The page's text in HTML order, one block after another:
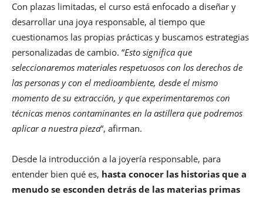
Con plazas limitadas, el curso está enfocado a diseñar y
desarrollar una joya responsable, al tiempo que
cuestionamos las propias prácticas y buscamos estrategias
personalizadas de cambio. “Esto significa que
seleccionaremos materiales respetuosos con los derechos de
las personas y con el medioambiente, desde el mismo
momento de su extracción, y que experimentaremos con
técnicas menos contaminantes en la astillera que podremos
aplicar a nuestra pieza“, afirman.
Desde la introducción a la joyería responsable, para
entender bien qué es, hasta conocer las historias que a
menudo se esconden detrás de las materias primas